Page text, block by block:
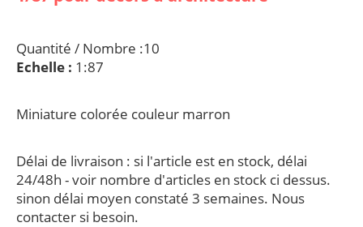
Quantité / Nombre :10
Echelle : 1:87
Miniature colorée couleur marron
Délai de livraison : si l'article est en stock, délai
24/48h - voir nombre d'articles en stock ci dessus.
sinon délai moyen constaté 3 semaines. Nous
contacter si besoin.